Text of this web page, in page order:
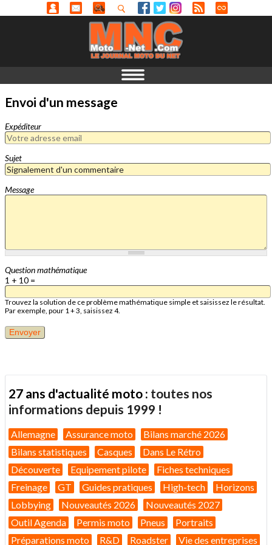
Envoi d'un message
Expéditeur
Sujet
Message
Question mathématique
1 + 10 =
Trouvez la solution de ce problème mathématique simple et saisissez le résultat.
Par exemple, pour 1 + 3, saisissez 4.
27 ans d'actualité moto : toutes nos
informations depuis 1999 !
Allemagne Assurance moto
Bilans marché 2026
Bilans statistiques
Casques
Dans Le Rétro
Découverte
Equipement pilote
Fiches techniques
Freinage
GT Guides pratiques High-tech
Horizons
Lobbying
Nouveautés 2026
Nouveautés 2027
Outil Agenda
Permis moto Pneus
Portraits
Préparations moto
R&D Roadster Vie des entreprises